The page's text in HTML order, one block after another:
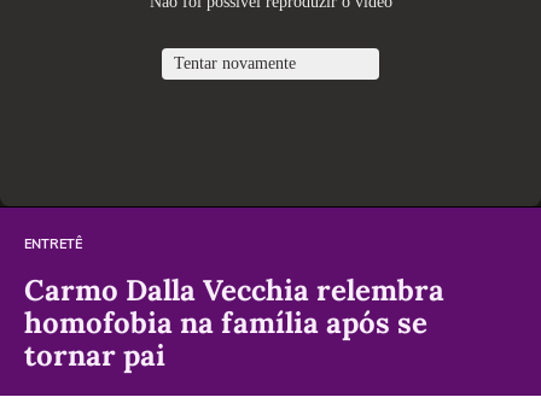
ENTRETÊ
Carmo Dalla Vecchia relembra
homofobia na família após se
tornar pai